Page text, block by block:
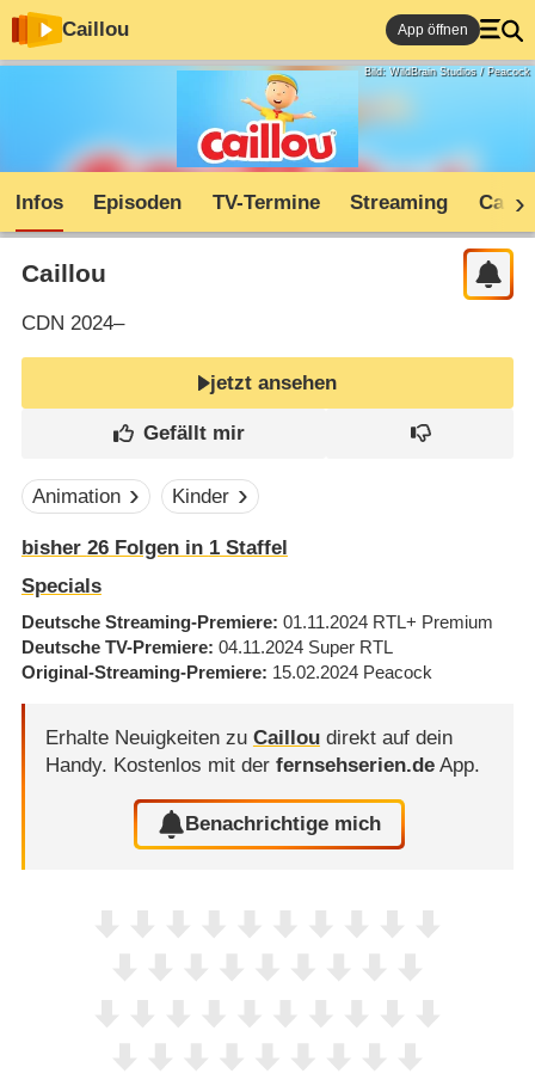
Caillou App öffnen
Bild: WildBrain Studios / Peacock
Infos Episoden TV-Termine Streaming Cast
Caillou
CDN 2024–
jetzt ansehen
Animation Kinder
bisher 26Folgen in 1Staffel
Specials
Deutsche Streaming-Premiere 01.11.2024 RTL+ Premium
Deutsche TV-Premiere 04.11.2024 Super RTL
Original-Streaming-Premiere 15.02.2024 Peacock
Erhalte Neuigkeiten zu Cailloudirekt auf dein
Handy. Kostenlos mit der fernsehserien.deApp.
Benachrichtige mich